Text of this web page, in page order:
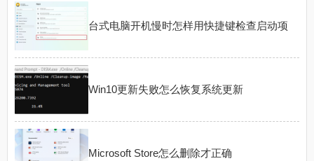
台式电脑开机慢时怎样用快捷键检查启动项
Win10更新失败怎么恢复系统更新
Microsoft Store怎么删除才正确